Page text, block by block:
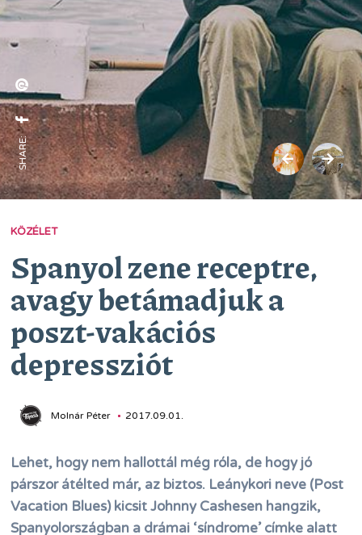
SHARE:
KÖZÉLET
Spanyol zene receptre,
avagy betámadjuk a
poszt-vakációs
depressziót
Molnár Péter 2017.09.01.
Lehet, hogy nem hallottál még róla, de hogy jó
párszor átélted már, az biztos. Leánykori neve (Post
Vacation Blues) kicsit Johnny Cashesen hangzik,
Spanyolországban a drámai ‘síndrome’ címke alatt